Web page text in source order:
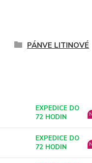
PÁNVE LITINOVÉ
EXPEDICE DO
72 HODIN
EXPEDICE DO
72 HODIN